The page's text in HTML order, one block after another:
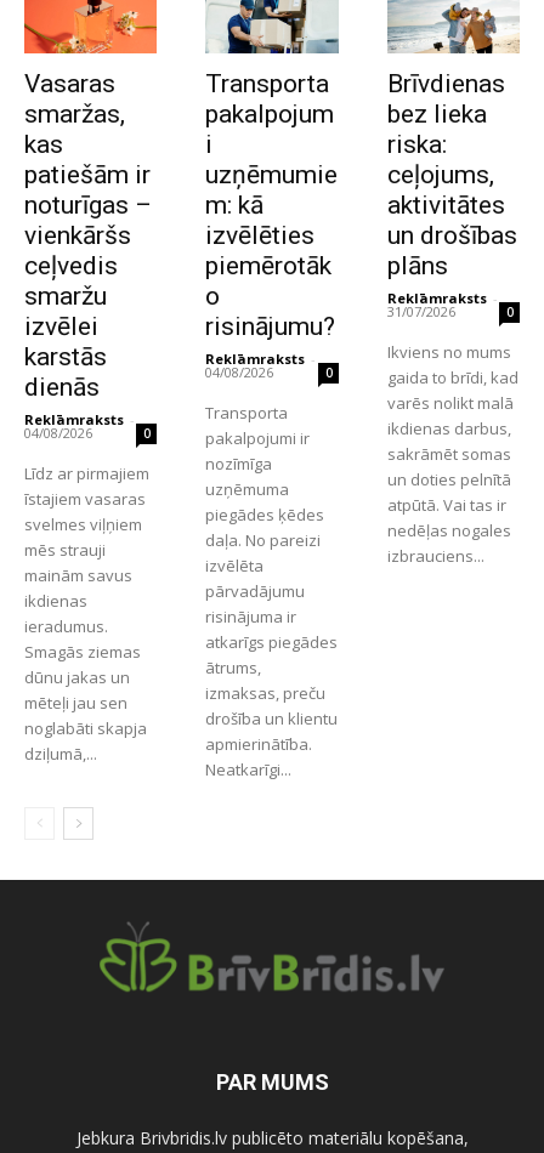
Vasaras
smaržas,
kas
patiešām ir
noturīgas –
vienkāršs
ceļvedis
smaržu
izvēlei
karstās
dienās
Reklāmraksts -
04/08/2026 0
Līdz ar pirmajiem
īstajiem vasaras
svelmes viļņiem
mēs strauji
mainām savus
ikdienas
ieradumus.
Smagās ziemas
dūnu jakas un
mēteļi jau sen
noglabāti skapja
dziļumā,...
Transporta
pakalpojum
i
uzņēmumie
m: kā
izvēlēties
piemērotāk
o
risinājumu?
Reklāmraksts -
04/08/2026 0
Transporta
pakalpojumi ir
nozīmīga
uzņēmuma
piegādes ķēdes
daļa. No pareizi
izvēlēta
pārvadājumu
risinājuma ir
atkarīgs piegādes
ātrums,
izmaksas, preču
drošība un klientu
apmierinātība.
Neatkarīgi...
Brīvdienas
bez lieka
riska:
ceļojums,
aktivitātes
un drošības
plāns
Reklāmraksts -
31/07/2026 0
Ikviens no mums
gaida to brīdi, kad
varēs nolikt malā
ikdienas darbus,
sakrāmēt somas
un doties pelnītā
atpūtā. Vai tas ir
nedēļas nogales
izbrauciens...
PAR MUMS
Jebkura Brivbridis.lv publicēto materiālu kopēšana,